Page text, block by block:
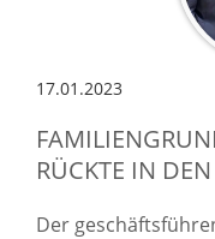
17.01.2023
RÜCKTE IN
Der